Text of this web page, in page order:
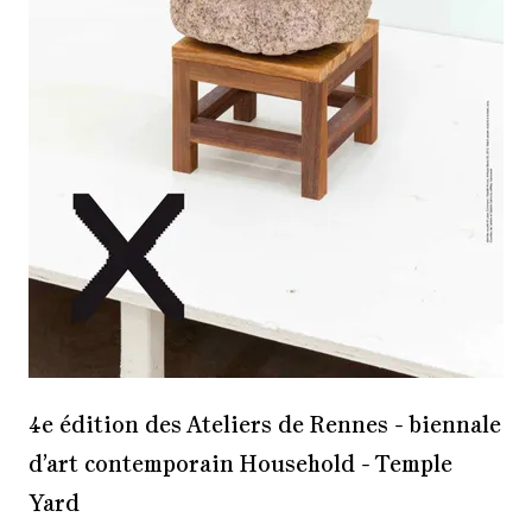
4e édition des Ateliers de Rennes - biennale
d’art contemporain Household - Temple
Yard